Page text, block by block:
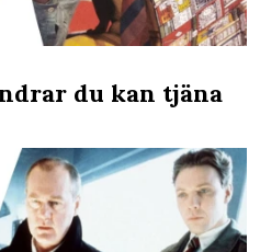
du kan tjäna